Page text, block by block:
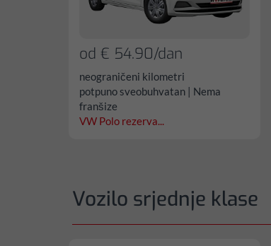
od € 54.90/dan
neograničeni kilometri
potpuno sveobuhvatan | Nema
franšize
VW Polo rezerva...
Vozilo srjednje klase